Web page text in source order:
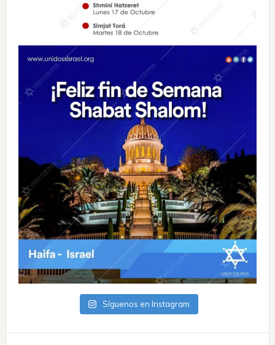
Síguenos en Instagram